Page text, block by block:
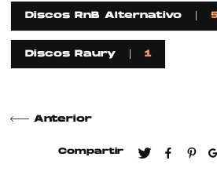
Discos RnB Alternativo
Discos Raury 1
Anterior
Compartir